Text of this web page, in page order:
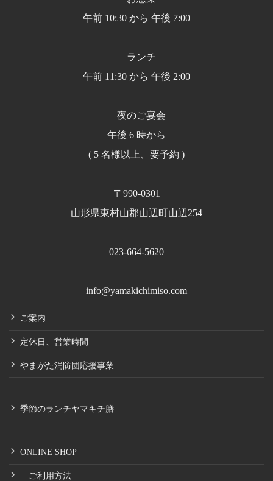
午前 10:30 から 午後 7:00
ランチ
午前 11:30 から 午後 2:00
夜のご宴会
午後 6 時から
( 5 名様以上、要予約 )
〒990-0301
山形県東村山郡山辺町山辺254
023-664-5620
info@yamakichimiso.com
ご案内
定休日、営業時間
やまがた消防団応援事業
季節のランチヤマキチ膳
ONLINE SHOP
ご利用方法